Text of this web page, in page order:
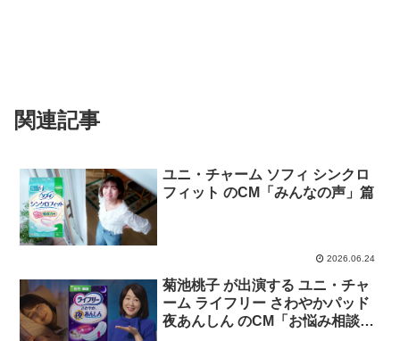
関連記事
ユニ・チャーム ソフィ シンクロ
フィット のCM「みんなの声」篇
2026.06.24
菊池桃子 が出演する ユニ・チャ
ーム ライフリー さわやかパッド
夜あんしん のCM「お悩み相談」